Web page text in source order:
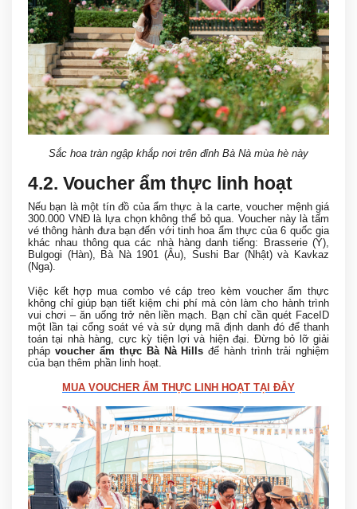
Sắc hoa tràn ngập khắp nơi trên đỉnh Bà Nà mùa hè này
4.2. Voucher ẩm thực linh hoạt
Nếu bạn là một tín đồ của ẩm thực à la carte, voucher mệnh giá
300.000 VNĐ là lựa chọn không thể bỏ qua. Voucher này là tấm
vé thông hành đưa bạn đến với tinh hoa ẩm thực của 6 quốc gia
khác nhau thông qua các nhà hàng danh tiếng: Brasserie (Ý),
Bulgogi (Hàn), Bà Nà 1901 (Âu), Sushi Bar (Nhật) và Kavkaz
(Nga).
Việc kết hợp mua combo vé cáp treo kèm voucher ẩm thực
không chỉ giúp bạn tiết kiệm chi phí mà còn làm cho hành trình
vui chơi – ăn uống trở nên liền mạch. Bạn chỉ cần quét FaceID
một lần tại cổng soát vé và sử dụng mã định danh đó để thanh
toán tại nhà hàng, cực kỳ tiện lợi và hiện đại. Đừng bỏ lỡ giải
pháp voucher ẩm thực Bà Nà Hills để hành trình trải nghiệm
của bạn thêm phần linh hoạt.
MUA VOUCHER ẨM THỰC LINH HOẠT TẠI ĐÂY